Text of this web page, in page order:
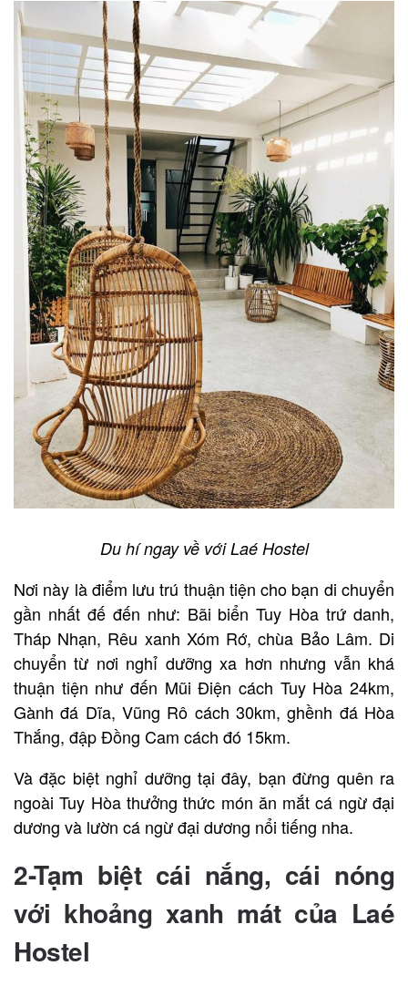
Du hí ngay về với Laé Hostel
Nơi này là điểm lưu trú thuận tiện cho bạn di chuyển
gần nhất đế đến như: Bãi biển Tuy Hòa trứ danh,
Tháp Nhạn, Rêu xanh Xóm Rớ, chùa Bảo Lâm. Di
chuyển từ nơi nghỉ dưỡng xa hơn nhưng vẫn khá
thuận tiện như đến Mũi Điện cách Tuy Hòa 24km,
Gành đá Dĩa, Vũng Rô cách 30km, ghềnh đá Hòa
Thắng, đập Đồng Cam cách đó 15km.
Và đặc biệt nghỉ dưỡng tại đây, bạn đừng quên ra
ngoài Tuy Hòa thưởng thức món ăn mắt cá ngừ đại
dương và lườn cá ngừ đại dương nổi tiếng nha.
2-Tạm biệt cái nắng, cái nóng
với khoảng xanh mát của Laé
Hostel